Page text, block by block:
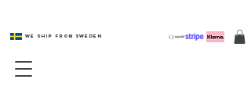
We ship from Sweden